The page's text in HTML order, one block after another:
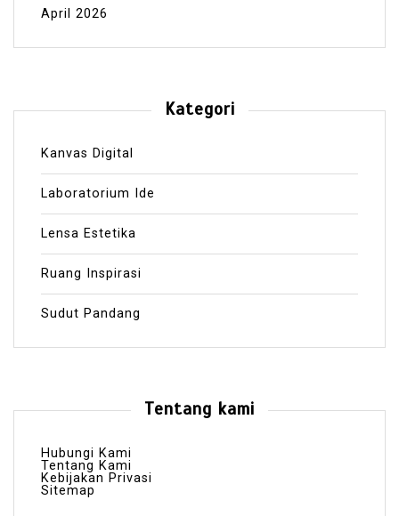
April 2026
Kategori
Kanvas Digital
Laboratorium Ide
Lensa Estetika
Ruang Inspirasi
Sudut Pandang
Tentang kami
Hubungi Kami
Tentang Kami
Kebijakan Privasi
Sitemap